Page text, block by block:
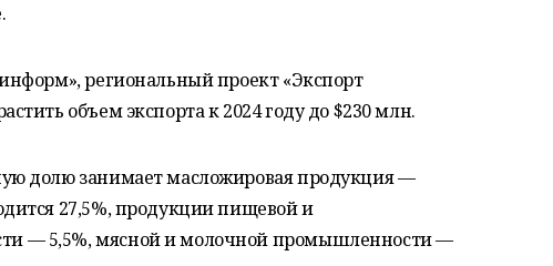
региональный проект «Экспорт
объем экспорта к 2024 году до $230 млн.
долю занимает масложировая продукция —
27,5%, продукции пищевой и
— 5,5%, мясной и молочной промышленности —